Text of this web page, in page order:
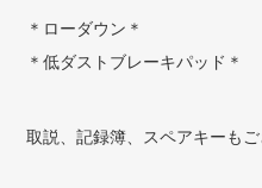
＊ローダウン＊
＊低ダストブレーキパッド＊
取説、記録簿、スペアキーもご